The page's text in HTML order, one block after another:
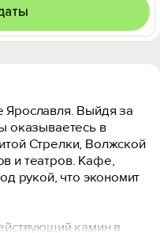
Выйдя за
оказываетесь в
Стрелки, Волжской
и театров. Кафе,
рукой, что экономит
камин в